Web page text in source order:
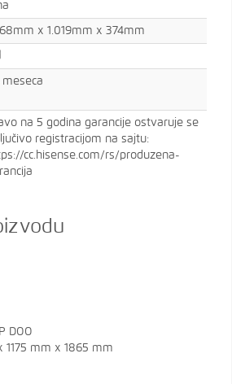
x 1.019mm x 374mm
meseca
na 5 godina garancije ostvaruje se
registracijom na sajtu:
cc.hisense.com/rs/produzena-
DOO
1175 mm x 1865 mm